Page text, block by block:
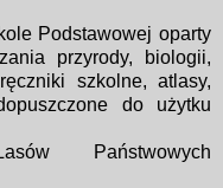
Podstawowej oparty
przyrody, biologii,
szkolne, atlasy,
do użytku
Państwowych